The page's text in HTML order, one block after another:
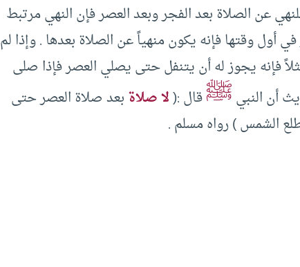
عن الصلاة بعد الفجر وبعد العصر فإن النهي مرتبط
وقتها فإنه يكون منهياً عن الصلاة بعدها . وإذا لم
فإنه يجوز له أن يتنفل حتى يصلي العصر فإذا صلى
أن النبيﷺقال :(لا صلاةبعد صلاة العصر حتى
الشمس ) رواه مسلم .